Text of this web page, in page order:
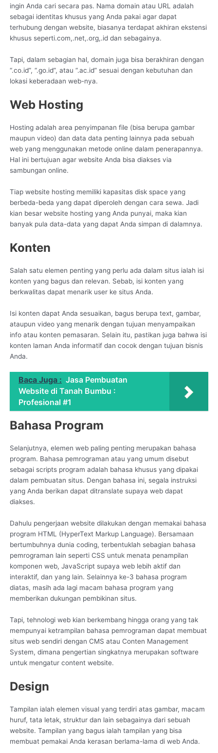
ingin Anda cari secara pas. Nama domain atau URL adalah
sebagai identitas khusus yang Anda pakai agar dapat
terhubung dengan website, biasanya terdapat akhiran ekstensi
khusus seperti.com,.net,.org,.id dan sebagainya.
Tapi, dalam sebagian hal, domain juga bisa berakhiran dengan
“.co.id”, “.go.id”, atau “.ac.id” sesuai dengan kebutuhan dan
lokasi keberadaan web-nya.
Web Hosting
Hosting adalah area penyimpanan file (bisa berupa gambar
maupun video) dan data data penting lainnya pada sebuah
web yang menggunakan metode online dalam penerapannya.
Hal ini bertujuan agar website Anda bisa diakses via
sambungan online.
Tiap website hosting memiliki kapasitas disk space yang
berbeda-beda yang dapat diperoleh dengan cara sewa. Jadi
kian besar website hosting yang Anda punyai, maka kian
banyak pula data-data yang dapat Anda simpan di dalamnya.
Konten
Salah satu elemen penting yang perlu ada dalam situs ialah isi
konten yang bagus dan relevan. Sebab, isi konten yang
berkwalitas dapat menarik user ke situs Anda.
Isi konten dapat Anda sesuaikan, bagus berupa text, gambar,
ataupun video yang menarik dengan tujuan menyampaikan
info atau konten pemasaran. Selain itu, pastikan juga bahwa isi
konten laman Anda informatif dan cocok dengan tujuan bisnis
Anda.
Baca Juga : Jasa Pembuatan
Website di Tanah Bumbu :
Profesional #1
Bahasa Program
Selanjutnya, elemen web paling penting merupakan bahasa
program. Bahasa pemrograman atau yang umum disebut
sebagai scripts program adalah bahasa khusus yang dipakai
dalam pembuatan situs. Dengan bahasa ini, segala instruksi
yang Anda berikan dapat ditranslate supaya web dapat
diakses.
Dahulu pengerjaan website dilakukan dengan memakai bahasa
program HTML (HyperText Markup Language). Bersamaan
bertumbuhnya dunia coding, terbentuklah sebagian bahasa
pemrograman lain seperti CSS untuk menata penampilan
komponen web, JavaScript supaya web lebih aktif dan
interaktif, dan yang lain. Selainnya ke-3 bahasa program
diatas, masih ada lagi macam bahasa program yang
memberikan dukungan pembikinan situs.
Tapi, tehnologi web kian berkembang hingga orang yang tak
mempunyai ketrampilan bahasa pemrograman dapat membuat
situs web sendiri dengan CMS atau Conten Management
System, dimana pengertian singkatnya merupakan software
untuk mengatur content website.
Design
Tampilan ialah elemen visual yang terdiri atas gambar, macam
huruf, tata letak, struktur dan lain sebagainya dari sebuah
website. Tampilan yang bagus ialah tampilan yang bisa
membuat pemakai Anda kerasan berlama-lama di web Anda.